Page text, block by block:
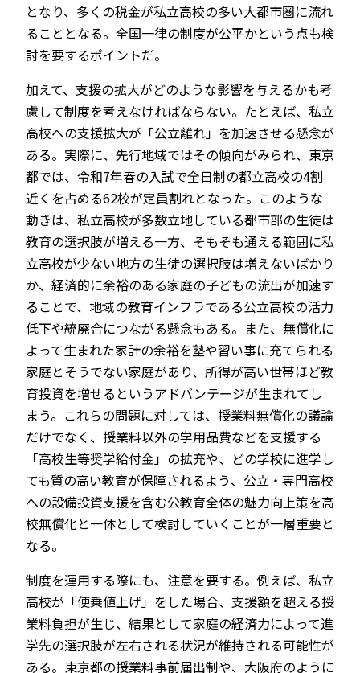
となり、多くの税金が私立高校の多い大都市圏に流れ
ることとなる。全国一律の制度が公平かという点も検
討を要するポイントだ。
加えて、支援の拡大がどのような影響を与えるかも考
慮して制度を考えなければならない。たとえば、私立
高校への支援拡大が「公立離れ」を加速させる懸念が
ある。実際に、先行地域ではその傾向がみられ、東京
都では、令和7年春の入試で全日制の都立高校の4割
近くを占める62校が定員割れとなった。このような
動きは、私立高校が多数立地している都市部の生徒は
教育の選択肢が増える一方、そもそも通える範囲に私
立高校が少ない地方の生徒の選択肢は増えないばかり
か、経済的に余裕のある家庭の子どもの流出が加速す
ることで、地域の教育インフラである公立高校の活力
低下や統廃合につながる懸念もある。また、無償化に
よって生まれた家計の余裕を塾や習い事に充てられる
家庭とそうでない家庭があり、所得が高い世帯ほど教
育投資を増せるというアドバンテージが生まれてし
まう。これらの問題に対しては、授業料無償化の議論
だけでなく、授業料以外の学用品費などを支援する
「高校生等奨学給付金」の拡充や、どの学校に進学し
ても質の高い教育が保障されるよう、公立・専門高校
への設備投資支援を含む公教育全体の魅力向上策を高
校無償化と一体として検討していくことが一層重要と
なる。
制度を運用する際にも、注意を要する。例えば、私立
高校が「便乗値上げ」をした場合、支援額を超える授
業料負担が生じ、結果として家庭の経済力によって進
学先の選択肢が左右される状況が維持される可能性が
ある。東京都の授業料事前届出制や、大阪府のように